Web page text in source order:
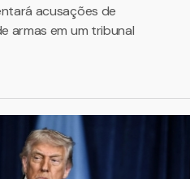
acusações de
armas em um tribunal